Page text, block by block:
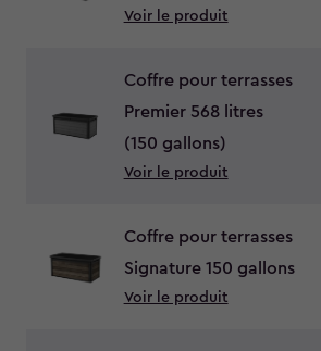
Voir le produit
Coffre pour terrasses
Premier 568 litres
(150 gallons)
Voir le produit
Coffre pour terrasses
Signature 150 gallons
Voir le produit